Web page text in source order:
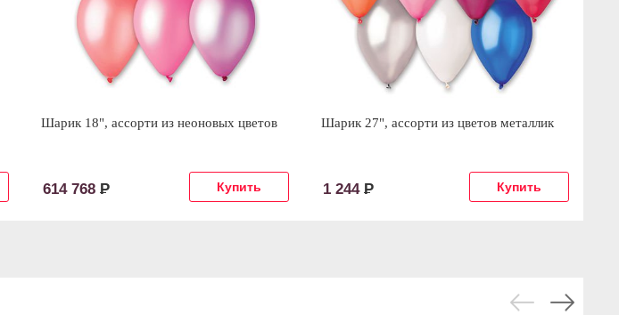
Шарик 18", ассорти из неоновых цветов
614 768 Р
Шарик 27", ассорти из цветов металлик
1 244 Р